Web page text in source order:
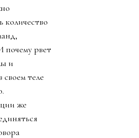
количество
почему рвет
и
своем теле
же